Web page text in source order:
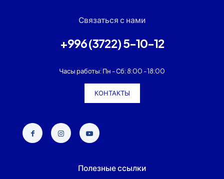
Связаться с нами
+996 (3722) 5-10-12
Часы работы: Пн - Сб: 8:00 - 18:00
КОНТАКТЫ
Полезные ссылки